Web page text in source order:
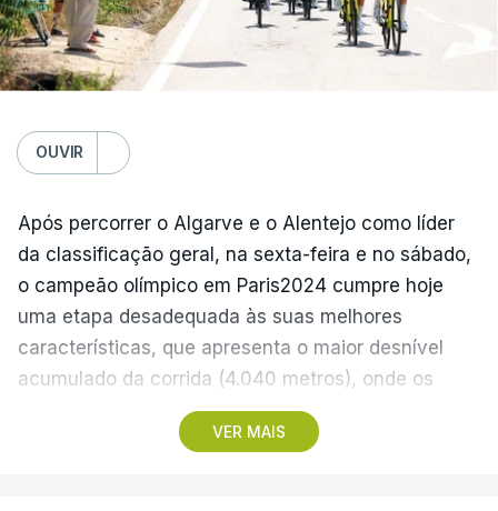
Domingo
FC Porto – Alverca, 18:00
Gil Vicente - Rio Ave, 20:30
Benfica - Académico de Viseu, 20:30
Santa Clara - Nacional, 19:15 locais (20:15 em
Lisboa)
(Com Lusa)
OUVIR
VER MAIS
Após percorrer o Algarve e o Alentejo como líder
da classificação geral, na sexta-feira e no sábado,
o campeão olímpico em Paris2024 cumpre hoje
uma etapa desadequada às suas melhores
características, que apresenta o maior desnível
acumulado da corrida (4.040 metros), onde os
teóricos candidatos à vitória final devem ser os